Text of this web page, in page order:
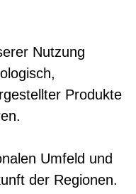
Nutzung
Produkte
Umfeld und
der Regionen.